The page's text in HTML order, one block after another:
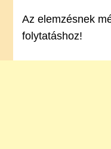
Az elemzésnek
folytatáshoz!